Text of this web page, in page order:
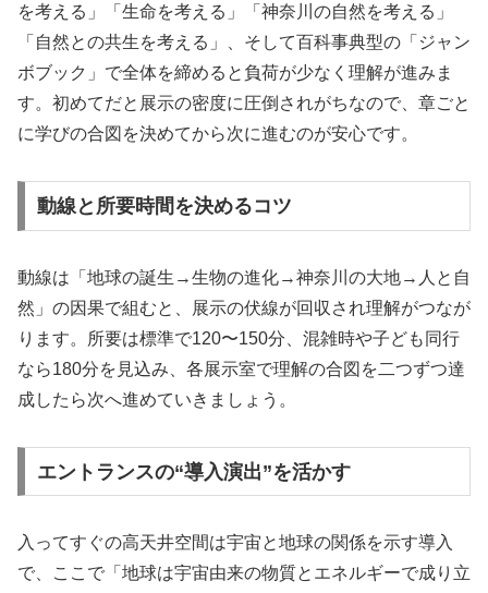
を考える」「生命を考える」「神奈川の自然を考える」
「自然との共生を考える」、そして百科事典型の「ジャン
ボブック」で全体を締めると負荷が少なく理解が進みま
す。初めてだと展示の密度に圧倒されがちなので、章ごと
に学びの合図を決めてから次に進むのが安心です。
動線と所要時間を決めるコツ
動線は「地球の誕生→生物の進化→神奈川の大地→人と自
然」の因果で組むと、展示の伏線が回収され理解がつなが
ります。所要は標準で120〜150分、混雑時や子ども同行
なら180分を見込み、各展示室で理解の合図を二つずつ達
成したら次へ進めていきましょう。
エントランスの“導入演出”を活かす
入ってすぐの高天井空間は宇宙と地球の関係を示す導入
で、ここで「地球は宇宙由来の物質とエネルギーで成り立